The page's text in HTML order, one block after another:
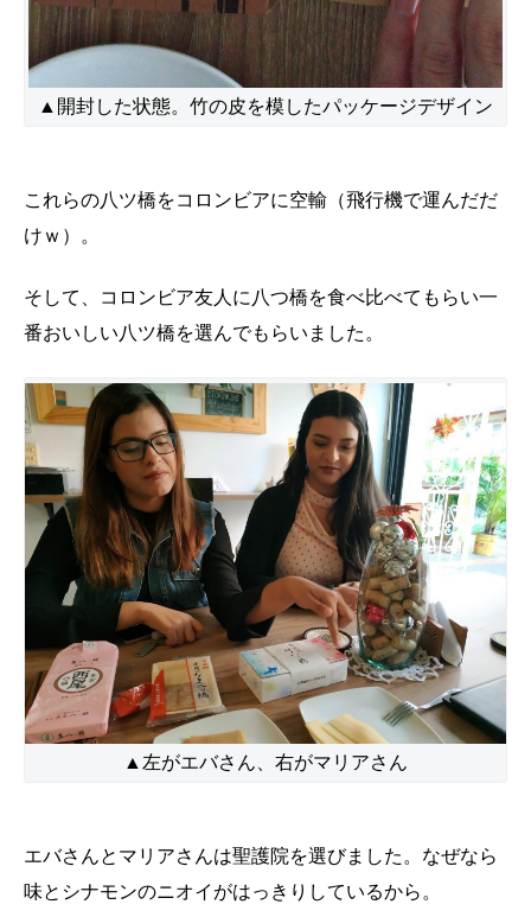
▲開封した状態。竹の皮を模したパッケージデザイン
これらの八ツ橋をコロンビアに空輸（飛行機で運んだだ
けｗ）。
そして、コロンビア友人に八つ橋を食べ比べてもらい一
番おいしい八ツ橋を選んでもらいました。
▲左がエバさん、右がマリアさん
エバさんとマリアさんは聖護院を選びました。なぜなら
味とシナモンのニオイがはっきりしているから。